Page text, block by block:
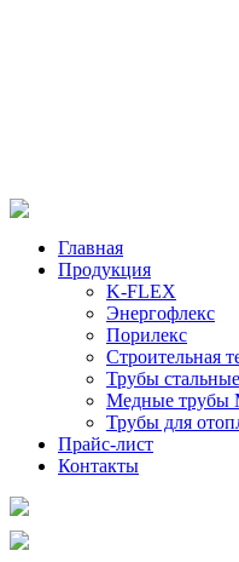
Главная
Продукция
K-FLEX
Энергофлекс
Порилекс
Строительная
Трубы стальные
Медные трубы
Трубы для
Прайс-лист
Контакты